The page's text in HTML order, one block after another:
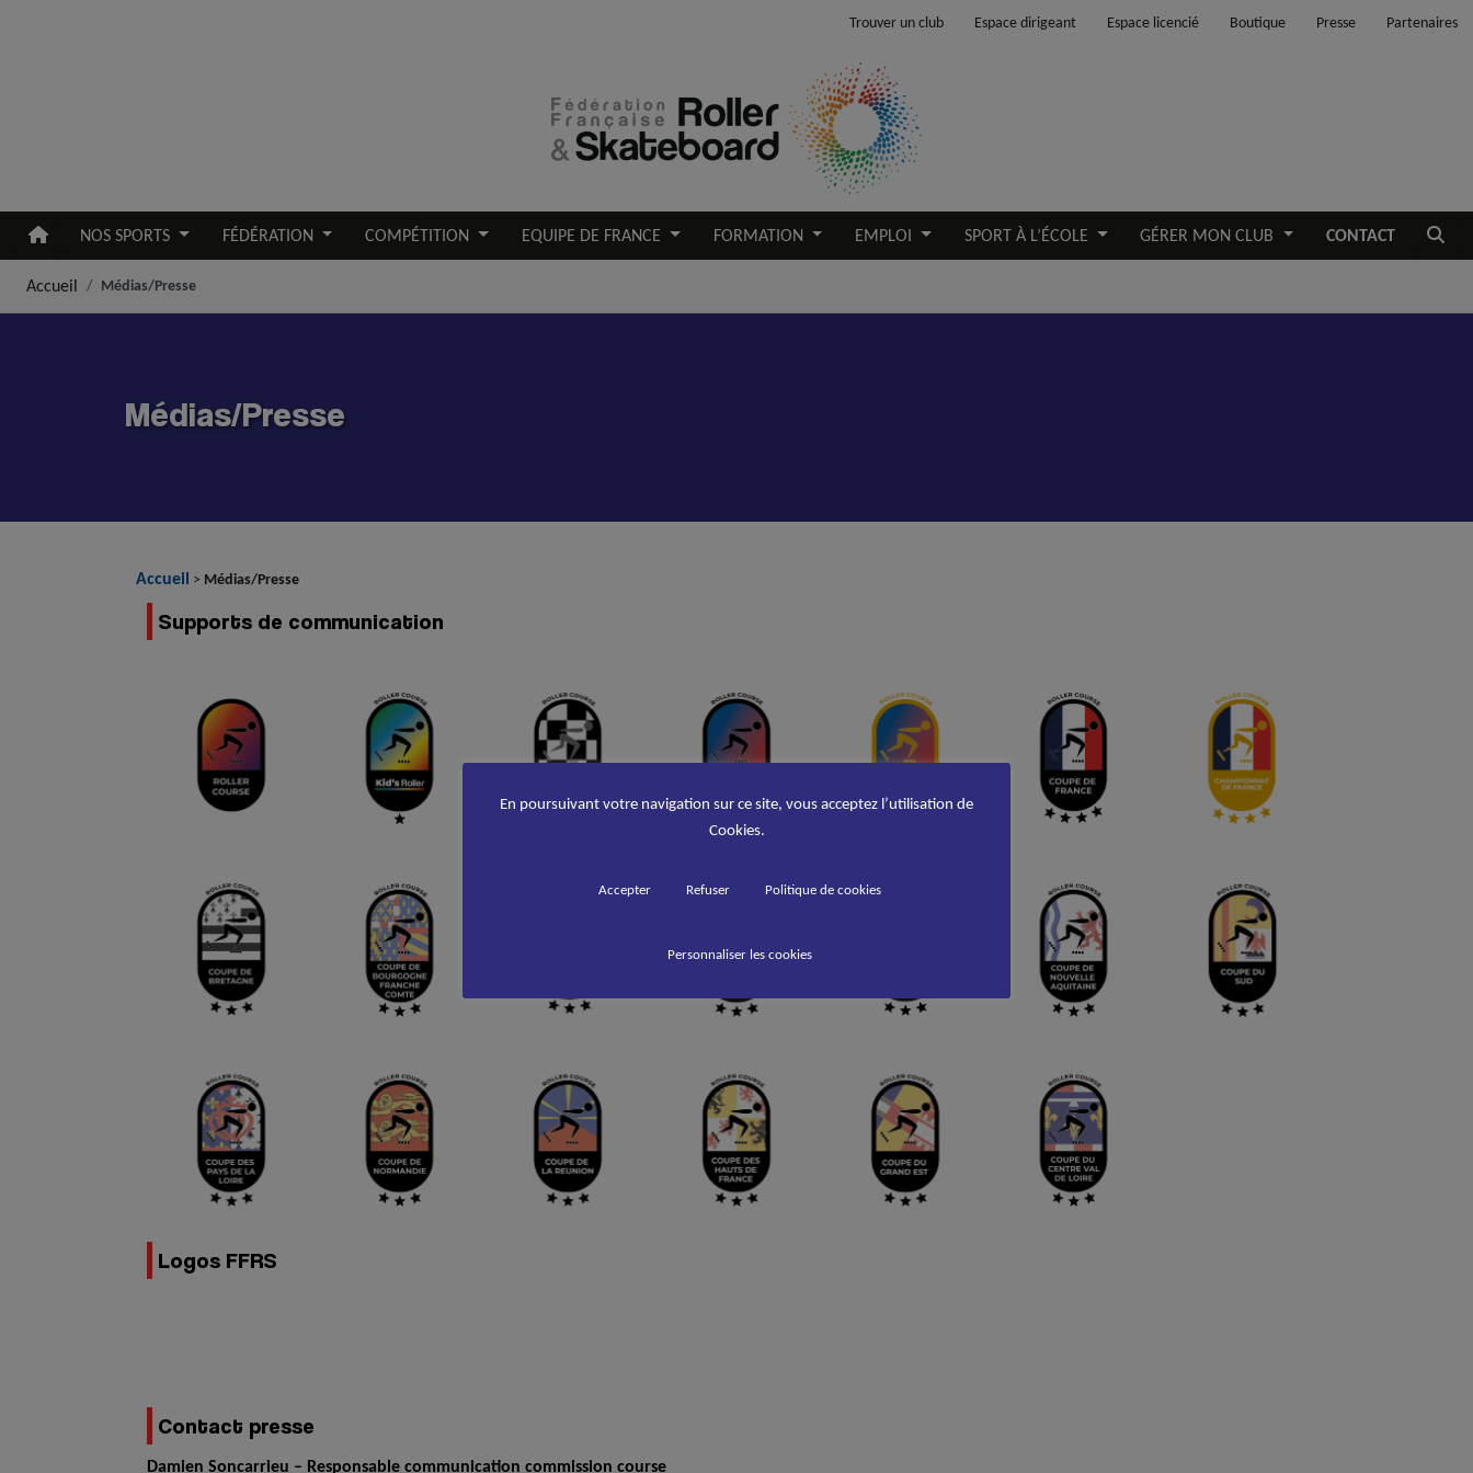
Trouver un club Espace dirigeant Espace licencié Boutique Presse Partenaires
NOS SPORTS FÉDÉRATION COMPÉTITION EQUIPE DE FRANCE FORMATION EMPLOI SPORT À L’ÉCOLE GÉRER MON CLUB CONTACT
Accueil Médias/Presse
Médias/Presse
Accueil > Médias/Presse
Supports de communication
Logos FFRS
Contact presse
Damien Soncarrieu – Responsable communication commission course
En poursuivant votre navigation sur ce site, vous acceptez l’utilisation de
Cookies.
Accepter Refuser Politique de cookies
Personnaliser les cookies